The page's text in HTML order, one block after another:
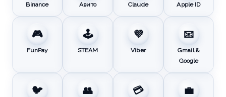
Binance Авито Claude Apple ID
🎮
FunPay
🕹️
STEAM
💜
Viber
📧
Gmail &
Google
🐦 👥 💳 💼